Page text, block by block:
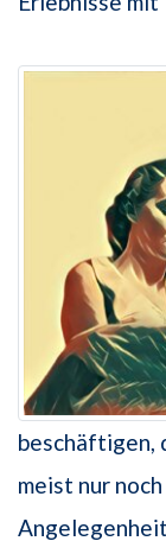
beschäftigen,
meist nur